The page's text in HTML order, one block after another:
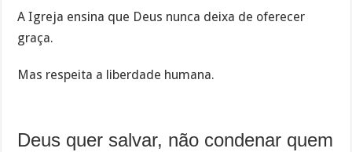
A Igreja ensina que Deus nunca deixa de oferecer
graça.
Mas respeita a liberdade humana.
Deus quer salvar, não condenar quem